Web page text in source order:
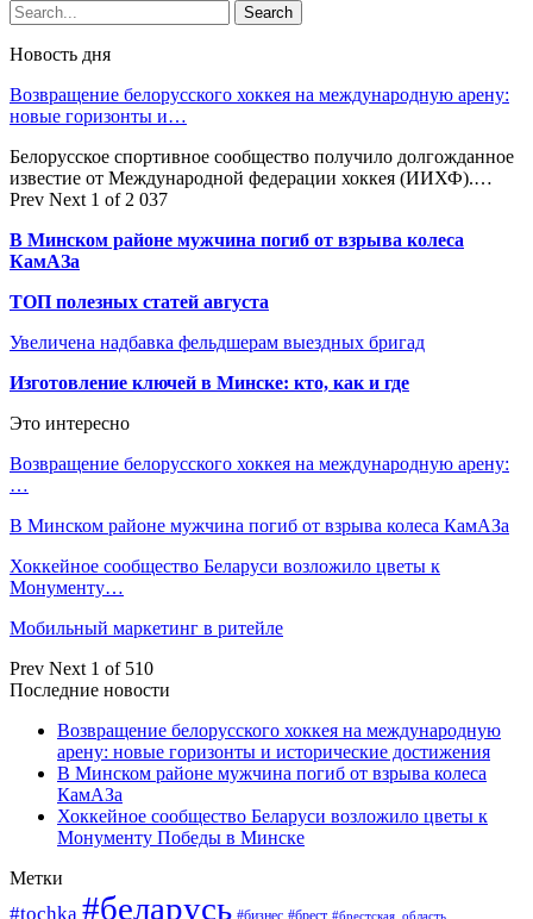
Новость дня
Возвращение белорусского хоккея на международную арену:
новые горизонты и…
Белорусское спортивное сообщество получило долгожданное
известие от Международной федерации хоккея (ИИХФ).…
Prev Next 1 of 2 037
В Минском районе мужчина погиб от взрыва колеса
КамАЗа
ТОП полезных статей августа
Увеличена надбавка фельдшерам выездных бригад
Изготовление ключей в Минске: кто, как и где
Это интересно
Возвращение белорусского хоккея на международную арену:
…
В Минском районе мужчина погиб от взрыва колеса КамАЗа
Хоккейное сообщество Беларуси возложило цветы к
Монументу…
Мобильный маркетинг в ритейле
Prev Next 1 of 510
Последние новости
Возвращение белорусского хоккея на международную
арену: новые горизонты и исторические достижения
В Минском районе мужчина погиб от взрыва колеса
КамАЗа
Хоккейное сообщество Беларуси возложило цветы к
Монументу Победы в Минске
Метки
#tochka #беларусь #бизнес #брест #брестская_область